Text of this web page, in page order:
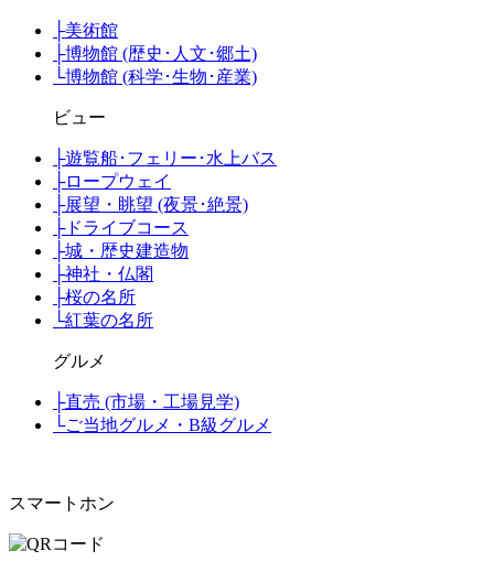
├美術館
├博物館 (歴史･人文･郷土)
└博物館 (科学･生物･産業)
ビュー
├遊覧船･フェリー･水上バス
├ロープウェイ
├展望・眺望 (夜景･絶景)
├ドライブコース
├城・歴史建造物
├神社・仏閣
├桜の名所
└紅葉の名所
グルメ
├直売 (市場・工場見学)
└ご当地グルメ・B級グルメ
スマートホン